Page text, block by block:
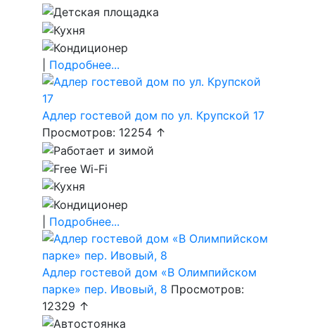
Подробнее...
Адлер гостевой дом по ул. Крупской 17
Просмотров: 12254 ↑
Подробнее...
Адлер гостевой дом «В Олимпийском
парке» пер. Ивовый, 8 Просмотров:
12329 ↑